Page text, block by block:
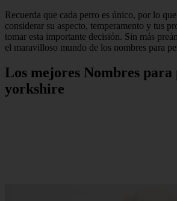
Recuerda que cada perro es único, por lo
considerar su aspecto, temperamento y tus
tomar esta importante decisión. Sin más
el maravilloso mundo de los nombres para
Los mejores Nombres para
yorkshire